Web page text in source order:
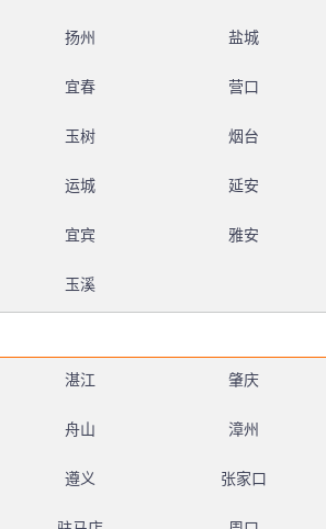
扬州 盐城
宜春 营口
玉树 烟台
运城 延安
宜宾 雅安
玉溪
湛江 肇庆
舟山 漳州
遵义 张家口